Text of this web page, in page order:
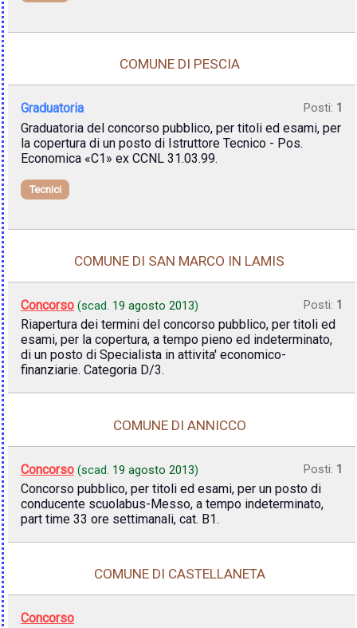
COMUNE DI PESCIA
Graduatoria Posti: 1
Graduatoria del concorso pubblico, per titoli ed esami, per
la copertura di un posto di Istruttore Tecnico - Pos.
Economica «C1» ex CCNL 31.03.99.
Tecnici
COMUNE DI SAN MARCO IN LAMIS
Concorso (scad. 19 agosto 2013) Posti: 1
Riapertura dei termini del concorso pubblico, per titoli ed
esami, per la copertura, a tempo pieno ed indeterminato,
di un posto di Specialista in attivita' economico-
finanziarie. Categoria D/3.
COMUNE DI ANNICCO
Concorso (scad. 19 agosto 2013) Posti: 1
Concorso pubblico, per titoli ed esami, per un posto di
conducente scuolabus-Messo, a tempo indeterminato,
part time 33 ore settimanali, cat. B1.
COMUNE DI CASTELLANETA
Concorso